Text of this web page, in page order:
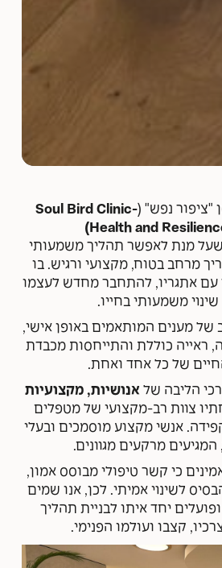
"ציפור נפש" (Soul Bird Clinic-
Health and
שעל מנת לאפשר תהליך משמעותי
מרחב בטוח, מקצועי ורגיש. בו
עם אתגריו, להתחבר מחדש לעצמו
משמעותי בחייו.
של מענים המותאמים באופן אישי,
ראייה כוללת והתייחסות מכבדת
של כל אחד ואחת.
הליבה של אנושיות, מקצועיות
צוות רב-מקצועי של מטפלים
אנשי מקצוע מוסמכים ובעלי
המגיעים מרקעים מגוונים.
כי קשר טיפולי מבוסס אמון,
לשינוי אמיתי. לכן, אנו שמים
יחד איתו לבניית תהליך
קצבו ועולמו הפנימי.